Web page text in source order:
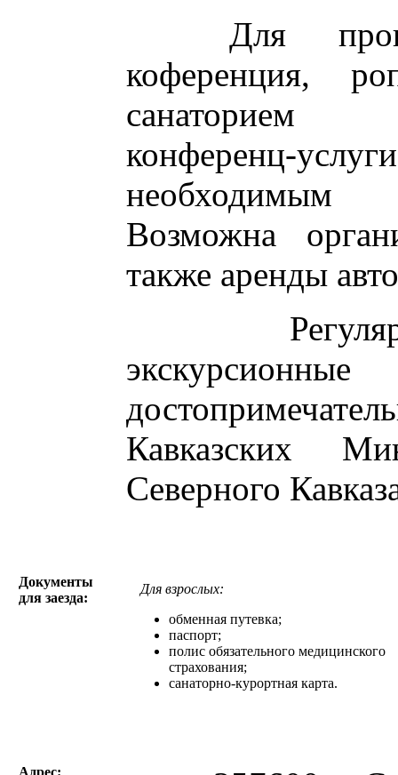
Для
коференция,
санаторием
конференц-
Возможна
также аренды
Кавказских
Северного
Документы
для заезда:
Для взрослых:
обменная путевка;
паспорт;
полис обязательного медицинского
страхования;
санаторно-курортная карта.
Адрес: